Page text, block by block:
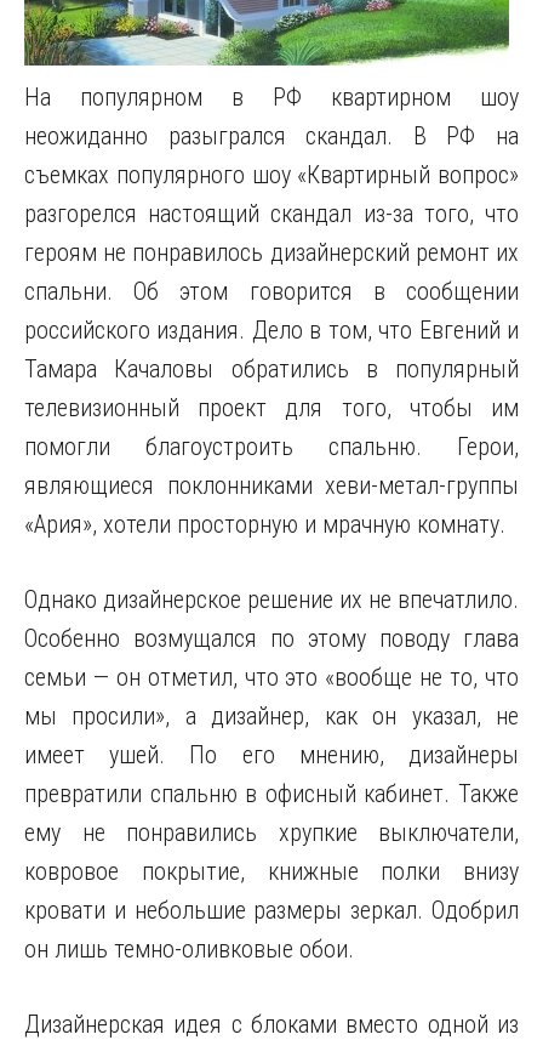
На популярном в РФ квартирном шоу
неожиданно разыгрался скандал. В РФ на
съемках популярного шоу «Квартирный вопрос»
разгорелся настоящий скандал из-за того, что
героям не понравилось дизайнерский ремонт их
спальни. Об этом говорится в сообщении
российского издания. Дело в том, что Евгений и
Тамара Качаловы обратились в популярный
телевизионный проект для того, чтобы им
помогли благоустроить спальню. Герои,
являющиеся поклонниками хеви-метал-группы
«Ария», хотели просторную и мрачную комнату.
Однако дизайнерское решение их не впечатлило.
Особенно возмущался по этому поводу глава
семьи — он отметил, что это «вообще не то, что
мы просили», а дизайнер, как он указал, не
имеет ушей. По его мнению, дизайнеры
превратили спальню в офисный кабинет. Также
ему не понравились хрупкие выключатели,
ковровое покрытие, книжные полки внизу
кровати и небольшие размеры зеркал. Одобрил
он лишь темно-оливковые обои.
Дизайнерская идея с блоками вместо одной из